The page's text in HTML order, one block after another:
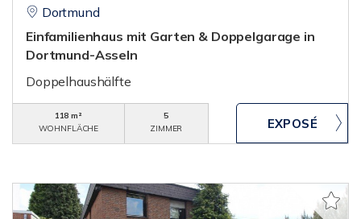
Dortmund
Einfamilienhaus mit Garten & Doppelgarage in
Dortmund-Asseln
Doppelhaushälfte
118 m²
WOHNFLÄCHE
5
ZIMMER